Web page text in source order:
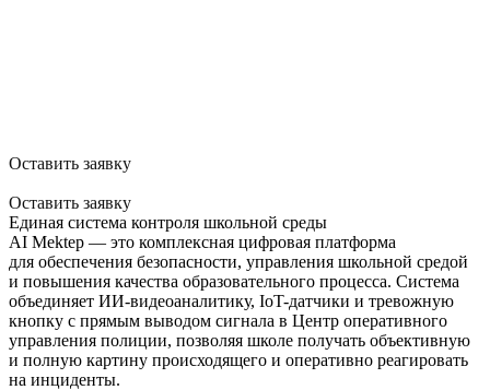
Оставить заявку
Оставить заявку
Единая система контроля школьной среды
AI Mektep — это комплексная цифровая платформа
для обеспечения безопасности, управления школьной средой
и повышения качества образовательного процесса. Система
объединяет ИИ-видеоаналитику, IoT-датчики и тревожную
кнопку с прямым выводом сигнала в Центр оперативного
управления полиции, позволяя школе получать объективную
и полную картину происходящего и оперативно реагировать
на инциденты.